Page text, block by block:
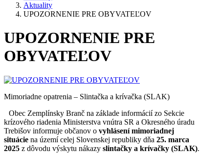
Aktuality
UPOZORNENIE PRE OBYVATEĽOV
UPOZORNENIE PRE
OBYVATEĽOV
Mimoriadne opatrenia – Slintačka a krívačka (SLAK)
Obec Zemplínsky Branč na základe informácií zo Sekcie
krízového riadenia Ministerstva vnútra SR a Okresného úradu
Trebišov informuje občanov o vyhlásení mimoriadnej
situácie na území celej Slovenskej republiky dňa 25. marca
2025 z dôvodu výskytu nákazy slintačky a krívačky (SLAK).